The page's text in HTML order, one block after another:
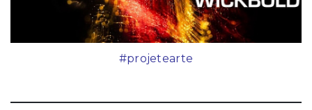
#projetearte